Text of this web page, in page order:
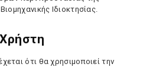
Ιδιοκτησίας.
ότι θα χρησιμοποιεί την